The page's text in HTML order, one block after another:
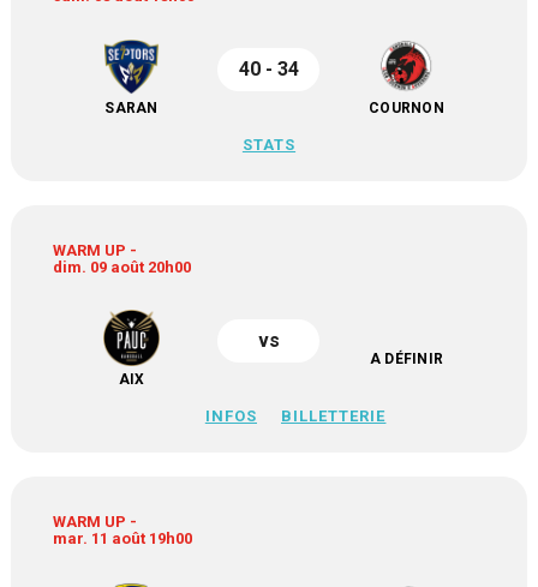
SARAN
40 - 34
COURNON
STATS
WARM UP -
dim. 09 août 20h00
AIX
vs
A DÉFINIR
INFOS BILLETTERIE
WARM UP -
mar. 11 août 19h00